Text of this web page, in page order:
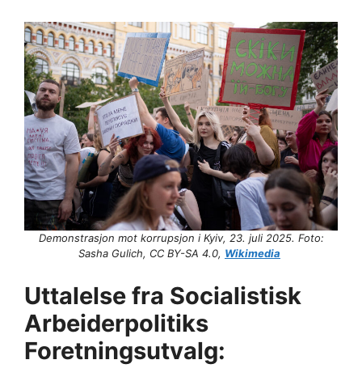
Demonstrasjon mot korrupsjon i Kyiv, 23. juli 2025. Foto:
Sasha Gulich, CC BY-SA 4.0, Wikimedia
Uttalelse fra Socialistisk
Arbeiderpolitiks
Foretningsutvalg: